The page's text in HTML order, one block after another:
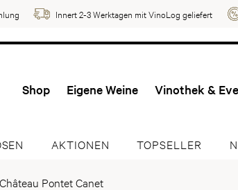
Innert 2-3 Werktagen mit VinoLog geliefert
Shop Eigene Weine Vinothek &
AKTIONEN TOPSELLER
Château Pontet Canet